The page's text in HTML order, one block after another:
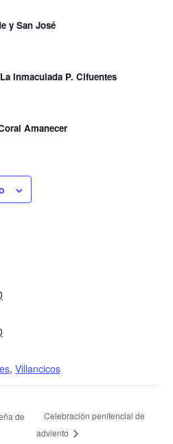
y San José
Inmaculada P. Cifuentes
Amanecer
, Villancicos
de
Celebración penitencial de
adviento